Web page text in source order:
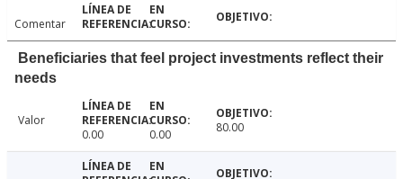
Comentar
Beneficiaries that feel project investments reflect their
needs
Valor
0.00
0.00 80.00